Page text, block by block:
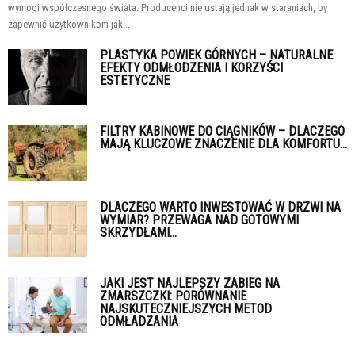
wymogi współczesnego świata. Producenci nie ustają jednak w staraniach, by
zapewnić użytkownikom jak...
PLASTYKA POWIEK GÓRNYCH – NATURALNE
EFEKTY ODMŁODZENIA I KORZYŚCI
ESTETYCZNE
FILTRY KABINOWE DO CIĄGNIKÓW – DLACZEGO
MAJĄ KLUCZOWE ZNACZENIE DLA KOMFORTU...
DLACZEGO WARTO INWESTOWAĆ W DRZWI NA
WYMIAR? PRZEWAGA NAD GOTOWYMI
SKRZYDŁAMI...
JAKI JEST NAJLEPSZY ZABIEG NA
ZMARSZCZKI: PORÓWNANIE
NAJSKUTECZNIEJSZYCH METOD
ODMŁADZANIA